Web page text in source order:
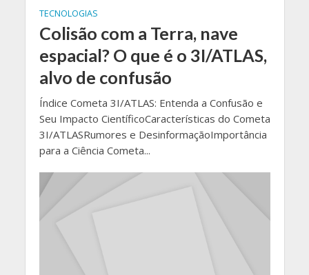
TECNOLOGIAS
Colisão com a Terra, nave
espacial? O que é o 3I/ATLAS,
alvo de confusão
Índice Cometa 3I/ATLAS: Entenda a Confusão e
Seu Impacto CientíficoCaracterísticas do Cometa
3I/ATLASRumores e DesinformaçãoImportância
para a Ciência Cometa...